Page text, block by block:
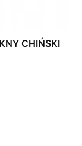
CHIŃSKI